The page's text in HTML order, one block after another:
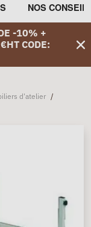
NOS
-10% +
CODE:
d'atelier /